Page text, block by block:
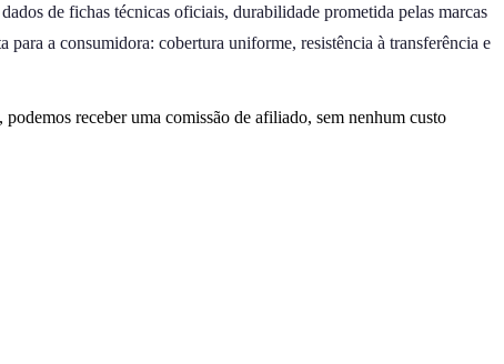
de fichas técnicas oficiais, durabilidade prometida pelas marcas
a consumidora: cobertura uniforme, resistência à transferência e
receber uma comissão de afiliado, sem nenhum custo